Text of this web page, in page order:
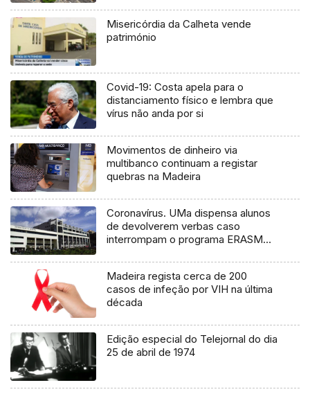
Misericórdia da Calheta vende
património
Covid-19: Costa apela para o
distanciamento físico e lembra que
vírus não anda por si
Movimentos de dinheiro via
multibanco continuam a registar
quebras na Madeira
Coronavírus. UMa dispensa alunos
de devolverem verbas caso
interrompam o programa ERASMUS
Madeira regista cerca de 200
casos de infeção por VIH na última
década
Edição especial do Telejornal do dia
25 de abril de 1974